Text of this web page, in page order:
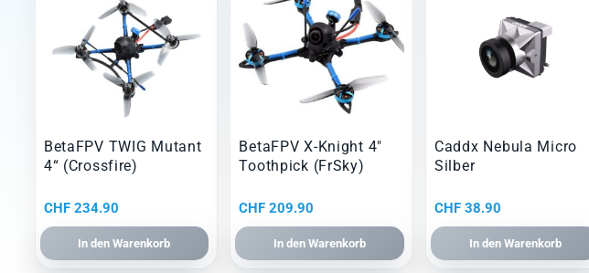
BetaFPV TWIG Mutant
4“ (Crossfire)
CHF234.90
In den Warenkorb
BetaFPV X-Knight 4″
Toothpick (FrSky)
CHF 209.90
In den Warenkorb
Caddx Nebula Micro
Silber
CHF 38.90
In den Warenkorb